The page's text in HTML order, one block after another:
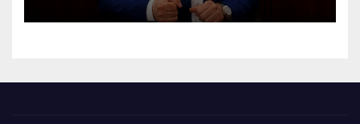
докажет это делом